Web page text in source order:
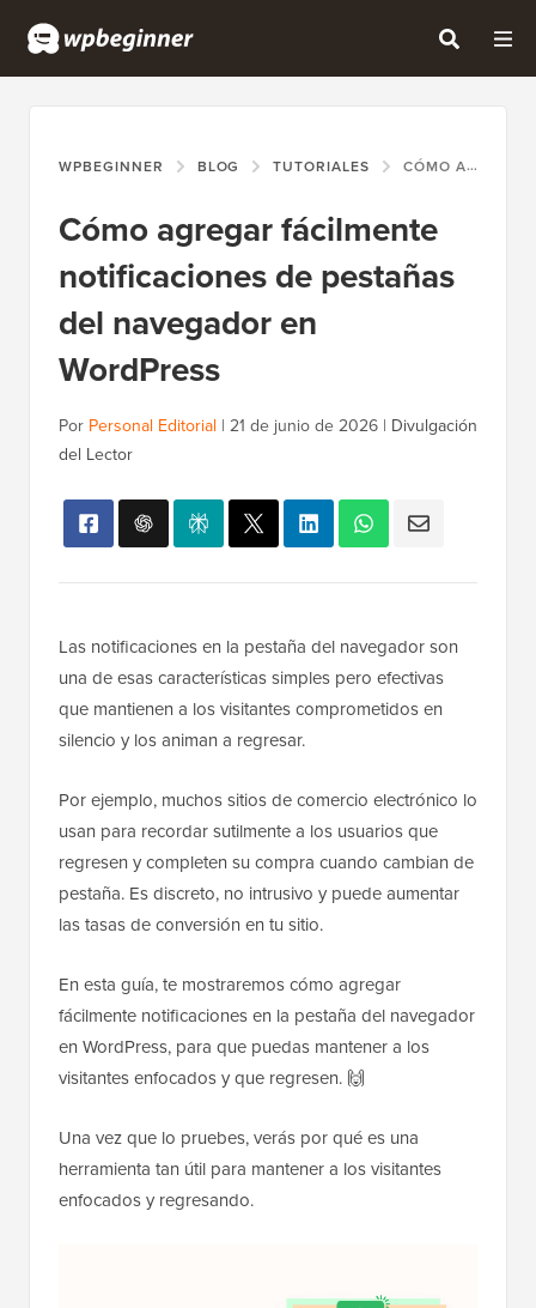
WPBEGINNER BLOG TUTORIALES CÓMO AGREGAR FÁCILMENTE NOTIFICACIONES DE PESTAÑAS DEL NAVEGADOR EN WORDPRESS
Cómo agregar fácilmente
notificaciones de pestañas
del navegador en
WordPress
Por Personal Editorial | 21 de junio de 2026 | Divulgación
del Lector
Las notificaciones en la pestaña del navegador son
una de esas características simples pero efectivas
que mantienen a los visitantes comprometidos en
silencio y los animan a regresar.
Por ejemplo, muchos sitios de comercio electrónico lo
usan para recordar sutilmente a los usuarios que
regresen y completen su compra cuando cambian de
pestaña. Es discreto, no intrusivo y puede aumentar
las tasas de conversión en tu sitio.
En esta guía, te mostraremos cómo agregar
fácilmente notificaciones en la pestaña del navegador
en WordPress, para que puedas mantener a los
visitantes enfocados y que regresen. 🙌
Una vez que lo pruebes, verás por qué es una
herramienta tan útil para mantener a los visitantes
enfocados y regresando.